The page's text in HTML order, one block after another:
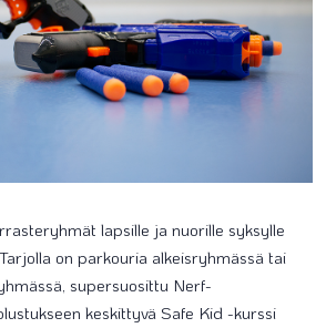
lapsille ja nuorille syksylle
on parkouria alkeisryhmässä tai
supersuosittu Nerf-
keskittyvä Safe Kid -kurssi